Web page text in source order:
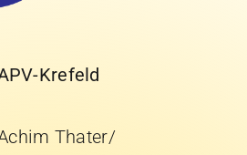
Krefeld
Thater/